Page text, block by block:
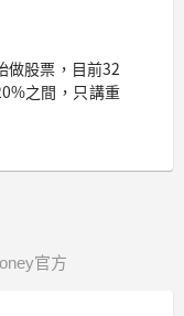
做股票，目前32
之間，只講重
官方